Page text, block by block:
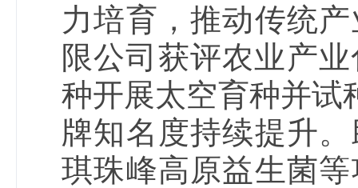
力培育，推动传统
限公司获评农业产
种开展太空育种并试
牌知名度持续提升
琪珠峰高原益生菌